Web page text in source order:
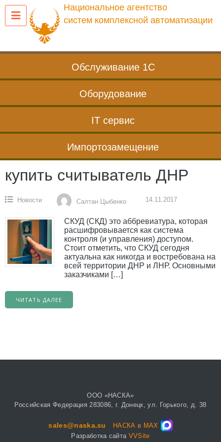
Перейти
содержанию
Национальное агентство
систем комплексной автоматизации
Обслуживание 1С
Оборудование
IT сервис
Импортозамещение
купить считыватель ДНР
Новости Салтан Цыбенко 14.11.2017
СКУД (СКД) это аббревиатура, которая
расшифровывается как система
контроля (и управления) доступом.
Стоит отметить, что СКУД сегодня
актуальна как никогда и востребована на
всей территории ДНР и ЛНР. Основными
заказчиками […]
ЧИТАТЬ ДАЛЕЕ
ООО «НАСКА»
Российская Федерация 283086, г. Донецк, ул. Горького, д. 38
sales@naska.su
НАСКА в MAX
Разработка сайта VVSite